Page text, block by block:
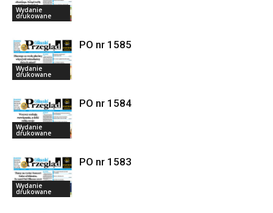
Wydanie
drukowane
Wydanie
drukowane
PO nr 1585
Wydanie
drukowane
PO nr 1584
Wydanie
drukowane
PO nr 1583